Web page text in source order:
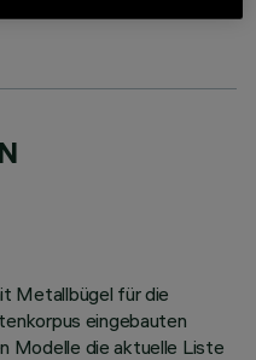
Metallbügel für die
eingebauten
Modelle die aktuelle Liste